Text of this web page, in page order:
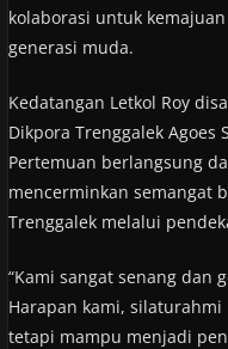
kolaborasi untuk
generasi muda.
Kedatangan Letkol Roy
Dikpora Trenggalek Agoes
Pertemuan berlangsung
mencerminkan semangat
Trenggalek melalui
“Kami sangat senang dan
Harapan kami,
tetapi mampu menjadi